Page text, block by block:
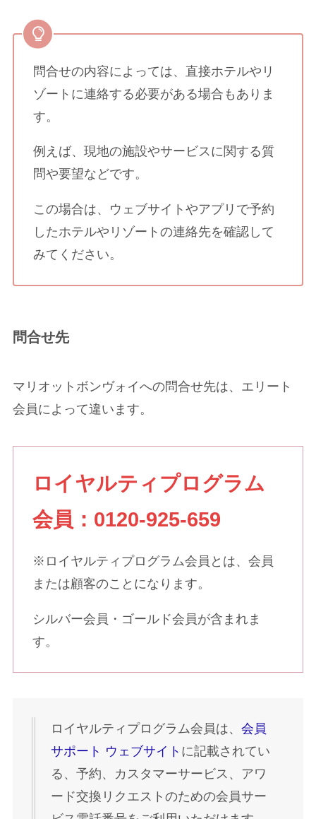
問合せの内容によっては、直接ホテルやリ
ゾートに連絡する必要がある場合もありま
す。
例えば、現地の施設やサービスに関する質
問や要望などです。
この場合は、ウェブサイトやアプリで予約
したホテルやリゾートの連絡先を確認して
みてください。
問合せ先
マリオットボンヴォイへの問合せ先は、エリート
会員によって違います。
ロイヤルティプログラム
会員：0120-925-659
※ロイヤルティプログラム会員とは、会員
または顧客のことになります。
シルバー会員・ゴールド会員が含まれま
す。
ロイヤルティプログラム会員は、 会員
サポート ウェブサイト に記載されてい
る、予約、カスタマーサービス、アワ
ード交換リクエストのための会員サー